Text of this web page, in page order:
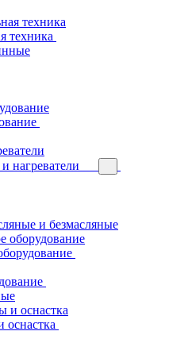
техника
нагреватели
и безмасляные
оснастка